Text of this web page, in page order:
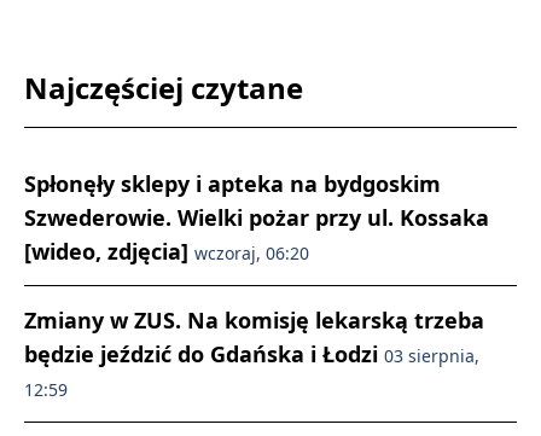
Najczęściej czytane
Spłonęły sklepy i apteka na bydgoskim
Szwederowie. Wielki pożar przy ul. Kossaka
[wideo, zdjęcia] wczoraj, 06:20
Zmiany w ZUS. Na komisję lekarską trzeba
będzie jeździć do Gdańska i Łodzi 03 sierpnia,
12:59